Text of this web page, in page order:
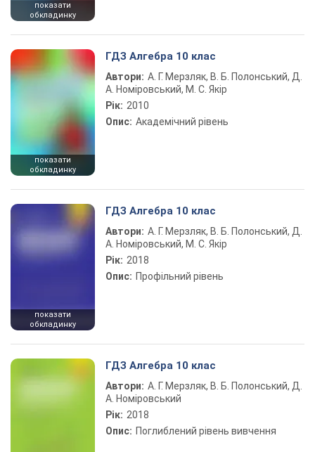
показати
обкладинку
показати
обкладинку
ГДЗ Алгебра 10 клас
Автори: А. Г. Мерзляк, В. Б. Полонський, Д.
А. Номіровський, М. С. Якір
Рік: 2010
Опис: Академічний рівень
показати
обкладинку
ГДЗ Алгебра 10 клас
Автори: А. Г. Мерзляк, В. Б. Полонський, Д.
А. Номіровський, М. С. Якір
Рік: 2018
Опис: Профільний рівень
ГДЗ Алгебра 10 клас
Автори: А. Г. Мерзляк, В. Б. Полонський, Д.
А. Номіровський
Рік: 2018
Опис: Поглиблений рівень вивчення